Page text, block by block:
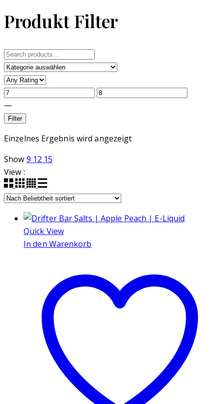
Produkt Filter
Search
for:
—
Filter
Einzelnes Ergebnis wird angezeigt
Show 9 12 15
View :
Quick View
In den Warenkorb